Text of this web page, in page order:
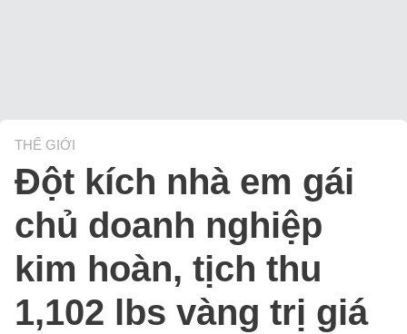
THẾ GIỚI
Đột kích nhà em gái
chủ doanh nghiệp
kim hoàn, tịch thu
1,102 lbs vàng trị giá